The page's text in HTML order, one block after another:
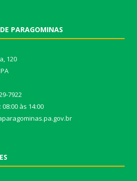
PARAGOMINAS
120
7922
às 14:00